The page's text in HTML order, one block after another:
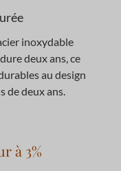
inoxydable
deux ans, ce
au design
de deux ans.
à 3%